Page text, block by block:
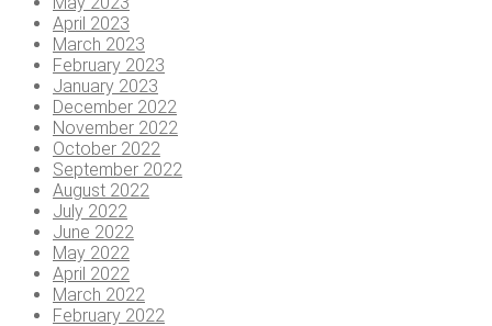
April 2023
March 2023
February 2023
January 2023
December 2022
November 2022
October 2022
September 2022
August 2022
July 2022
June 2022
May 2022
April 2022
March 2022
February 2022